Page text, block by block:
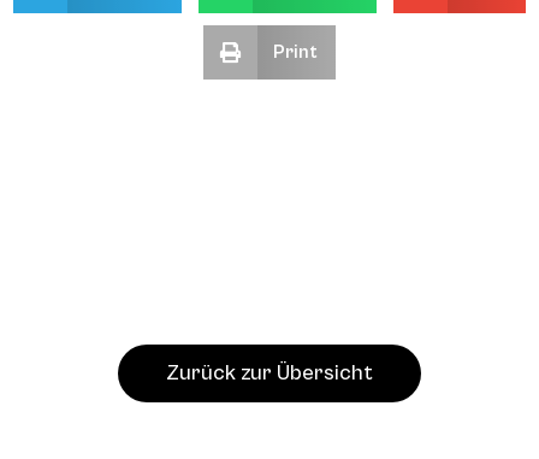
Print
Zurück zur Übersicht